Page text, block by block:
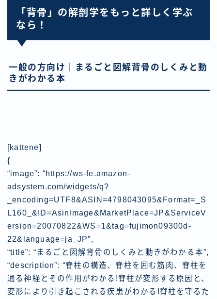
「背骨」の解剖学をもっと詳しく学ぶ
なら！
一般の方向け｜まるごと図解背骨のしくみと動
きがわかる本
[kattene]
{
“image”: “https://ws-fe.amazon-
adsystem.com/widgets/q?
_encoding=UTF8&ASIN=4798043095&Format=_S
L160_&ID=AsinImage&MarketPlace=JP&ServiceV
ersion=20070822&WS=1&tag=fujimon09300d-
22&language=ja_JP”,
“title”: “まるごと図解背骨のしくみと動きがわかる本”,
“description”: “脊柱の構造、脊柱を囲む筋肉、脊柱を
通る神経とその作用がわかる!脊柱が変形する原因と、
変形により引き起こされる疾患がわかる!脊柱を守るた